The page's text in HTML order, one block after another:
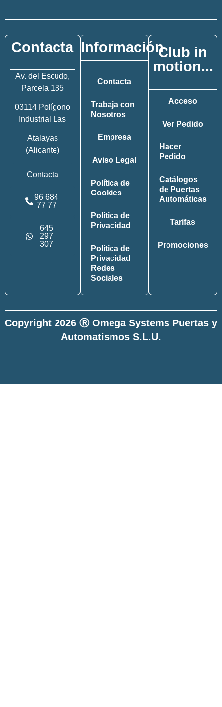
Contacta
Av. del Escudo,
Parcela 135
03114 Polígono
Industrial Las
Atalayas
(Alicante)
Contacta
96 684
77 77
645
297
307
Información
Contacta
Trabaja con
Nosotros
Empresa
Aviso Legal
Política de
Cookies
Política de
Privacidad
Política de
Privacidad
Redes
Sociales
Club in
motion...
Acceso
Ver Pedido
Hacer
Pedido
Catálogos
de Puertas
Automáticas
Tarifas
Promociones
Copyright 2026 Ⓡ Omega Systems Puertas y
Automatismos S.L.U.